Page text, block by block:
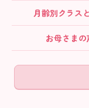
月齢別クラス
お母さまの